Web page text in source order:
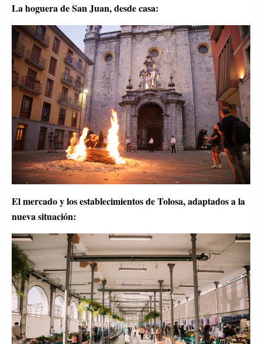
La hoguera de San Juan, desde casa:
El mercado y los establecimientos de Tolosa, adaptados a la
nueva situación: